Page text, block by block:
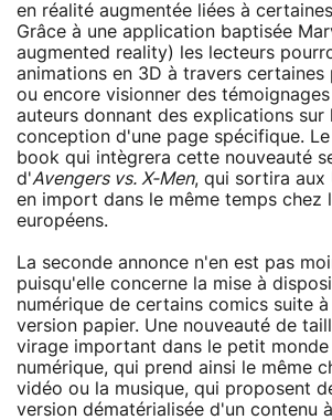
en réalité augmentée liées à
Grâce à une application baptisée
augmented reality) les lecteurs
animations en 3D à travers certaines
ou encore visionner des
auteurs donnant des explications sur
conception d'une page spécifique.
book qui intègrera cette nouveauté
d'Avengers vs. X-Men, qui sortira aux
en import dans le même temps chez
européens.
La seconde annonce n'en est pas
puisqu'elle concerne la mise à
numérique de certains comics suite
version papier. Une nouveauté de
virage important dans le petit monde
numérique, qui prend ainsi le même
vidéo ou la musique, qui proposent
version dématérialisée d'un contenu